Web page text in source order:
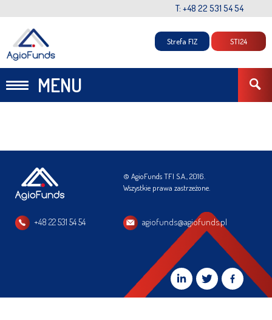
T: +48 22 531 54 54
MENU
Strefa FIZ STI24
© AgioFunds TFI S.A., 2016.
Wszystkie prawa zastrzeżone.
+48 22 531 54 54 agiofunds@agiofunds.pl